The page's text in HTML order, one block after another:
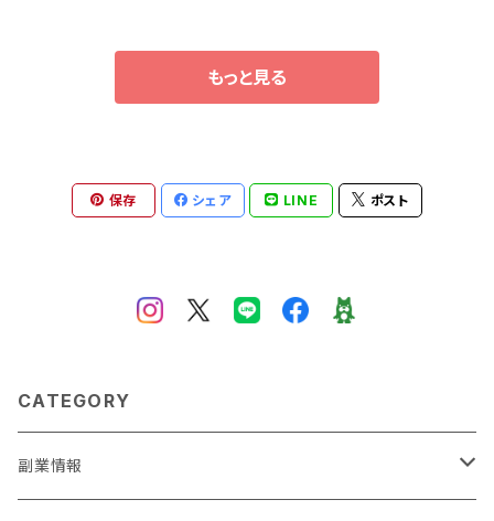
もっと見る
保存 シェア LINE ポスト
CATEGORY
副業情報